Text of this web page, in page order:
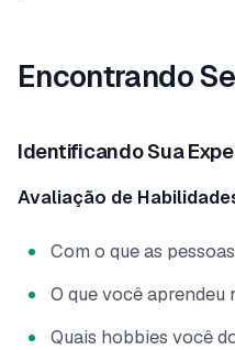
Encontrando
Identificando Sua
Avaliação de
Com o que as
O que você aprendeu
Quais hobbies você